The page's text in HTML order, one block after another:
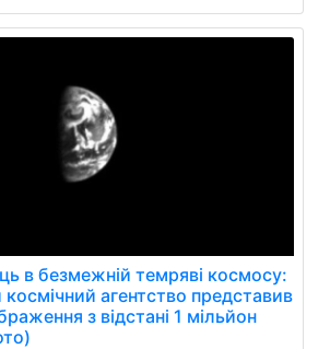
в безмежній темряві космосу:
агентствo представив
з відстані 1 мільйон